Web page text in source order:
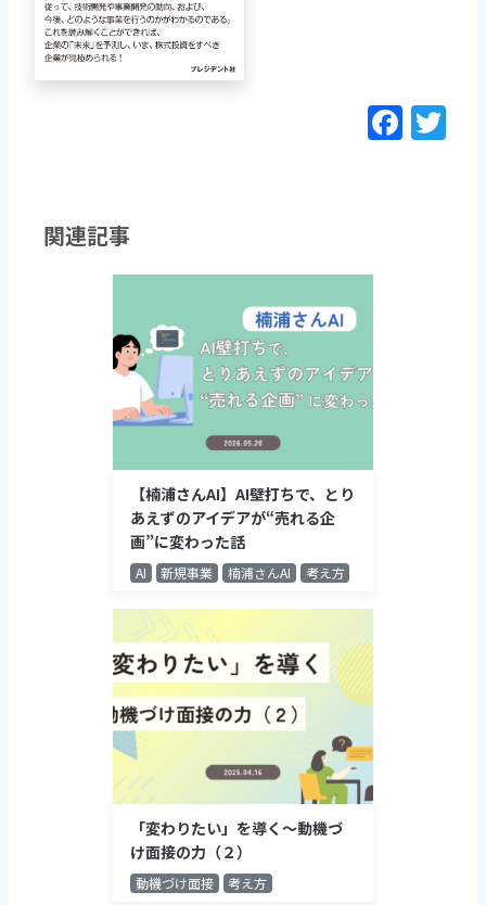
F
a
関連記事
【楠浦さんAI】AI壁打ちで、とり
あえずのアイデアが“売れる企
画”に変わった話
AI 新規事業 楠浦さんAI 考え方
「変わりたい」を導く～動機づ
け面接の力（２）
動機づけ面接 考え方